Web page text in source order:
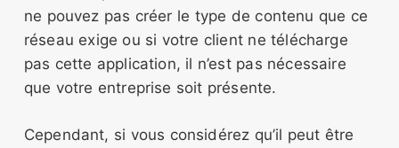
ne pouvez pas créer le type de contenu que ce
réseau exige ou si votre client ne télécharge
pas cette application, il n’est pas nécessaire
que votre entreprise soit présente.
Cependant, si vous considérez qu’il peut être